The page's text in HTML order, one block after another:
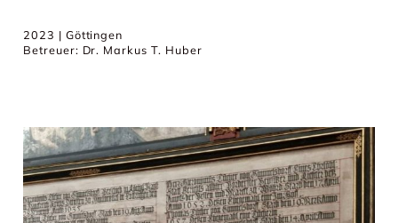
2023 | Göttingen
Betreuer: Dr. Markus T. Huber